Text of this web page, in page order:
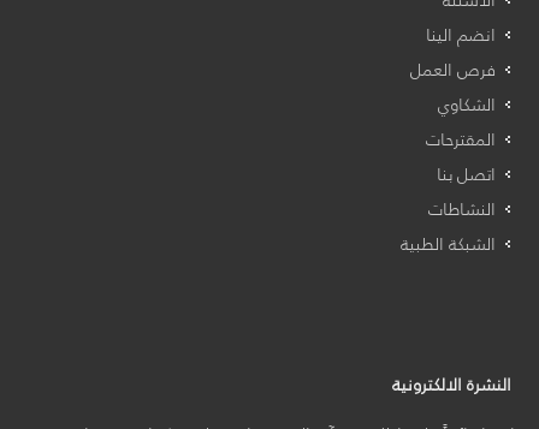
انضم الينا
فرص العمل
الشكاوي
المقترحات
اتصل بنا
النشاطات
الشبكة الطبية
النشرة الالكترونية